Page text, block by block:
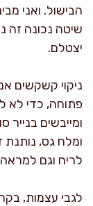
הבישול. ואני
שיטה נכונה זה
יצטלם.
ניקוי קשקשים
פתוחה, כדי לא
ומייבשים
ומלח גס,
לריח וגם
לגבי עצמות,